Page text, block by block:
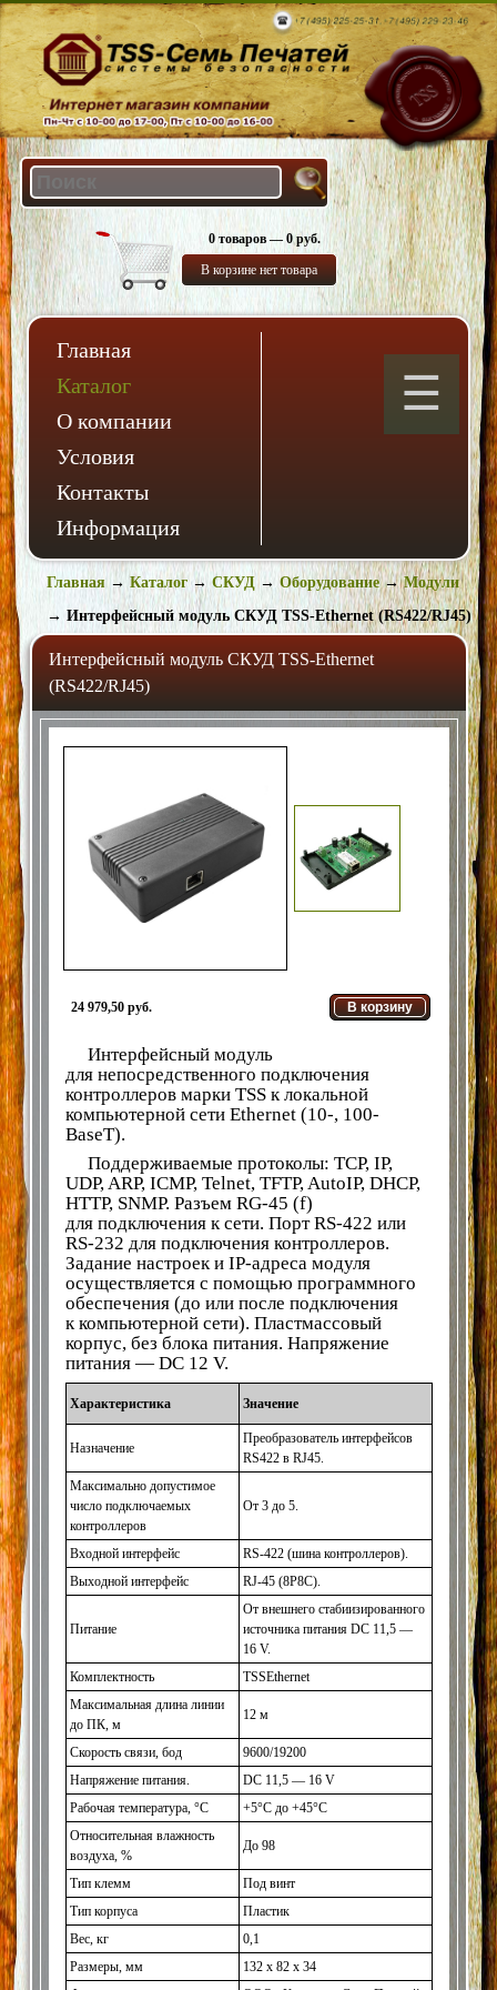
0 товаров — 0 руб.
В корзине нет товара
Главная
Каталог
О компании
Условия
Контакты
Информация
Главная→Каталог→ СКУД→ Оборудование→Модули
→ Интерфейсный модуль СКУД TSS-Ethernet (RS422/RJ45)
Интерфейсный модуль СКУД TSS-Ethernet
(RS422/RJ45)
24 979,50 руб. В корзину
Интерфейсный модуль
для непосредственного подключения
контроллеров марки TSS к локальной
компьютерной сети Ethernet (10-, 100-
BaseT).
Поддерживаемые протоколы: TCP, IP,
UDP, ARP, ICMP, Telnet, TFTP, AutoIP, DHCP,
HTTP, SNMP. Разъем RG-45 (f)
для подключения к сети. Порт RS-422 или
RS-232 для подключения контроллеров.
Задание настроек и IP-адреса модуля
осуществляется с помощью программного
обеспечения (до или после подключения
к компьютерной сети). Пластмассовый
корпус, без блока питания. Напряжение
питания — DC 12 V.
Характеристика Значение
Назначение
Преобразователь интерфейсов
RS422 в RJ45.
Максимально допустимое
число подключаемых
контроллеров
От 3 до 5.
Входной интерфейс RS-422 (шинаконтроллеров).
Выходной интерфейс
RJ-45 (8P8C).
Питание
От внешнего стабиизированного
источника питания DC 11,5 —
16 V.
Комплектность
TSSEthernet
Максимальная длина линии
до ПК, м
12 м
Скорость связи, бод
9600/19200
Напряжение питания.
DC 11,5 — 16 V
Рабочая температура, °C
+5°C до +45°C
Относительная влажность
воздуха, %
До 98
Тип клемм
Под винт
Тип корпуса
Пластик
Вес, кг
0,1
Размеры, мм
132 х 82 х 34